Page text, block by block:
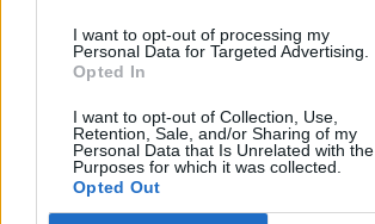
I want to opt-out of processing my
Personal Data for Targeted Advertising.
Opted In
I want to opt-out of Collection, Use,
Retention, Sale, and/or Sharing of my
Personal Data that Is Unrelated with the
Purposes for which it was collected.
Opted Out